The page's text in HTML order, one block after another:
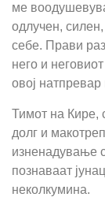
ме
одлучен,
себе. Прави
него и
овој
Тимот на Кире,
долг и
изненадување
познаваат
неколкумина.